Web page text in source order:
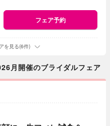
フェア予約
を見る(6件)
月開催のブライダルフェア